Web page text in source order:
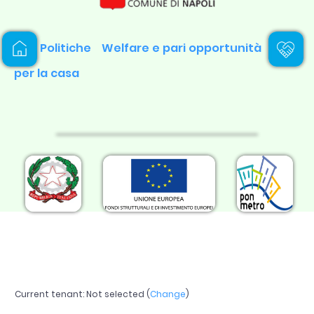
Politiche
per la casa
Welfare e pari opportunità
Current tenant:Not selected (Change)